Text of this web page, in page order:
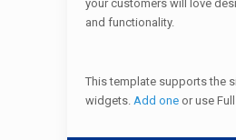
your customers will love
and functionality.
This template supports the
widgets. Add one or use